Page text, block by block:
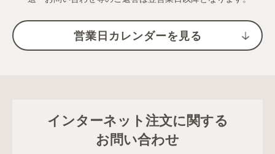
注意事項
公式アカウントを装った「偽アカウント」が確認されておりま
すが、当初が運営・発信しておりませんのでご注意下さい。エ
つき1回とします。
抽選時にフォローを外されると、当選対象外となります。
非公開アカウントは対象外となります。
営業日カレンダーを見る
インターネット注文に関する
お問い合わせ